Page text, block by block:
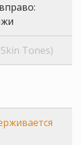
Tones)